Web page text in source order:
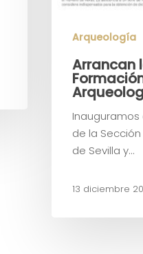
Arqueología
Arrancan
de la
de Sevilla y…
13 diciembre